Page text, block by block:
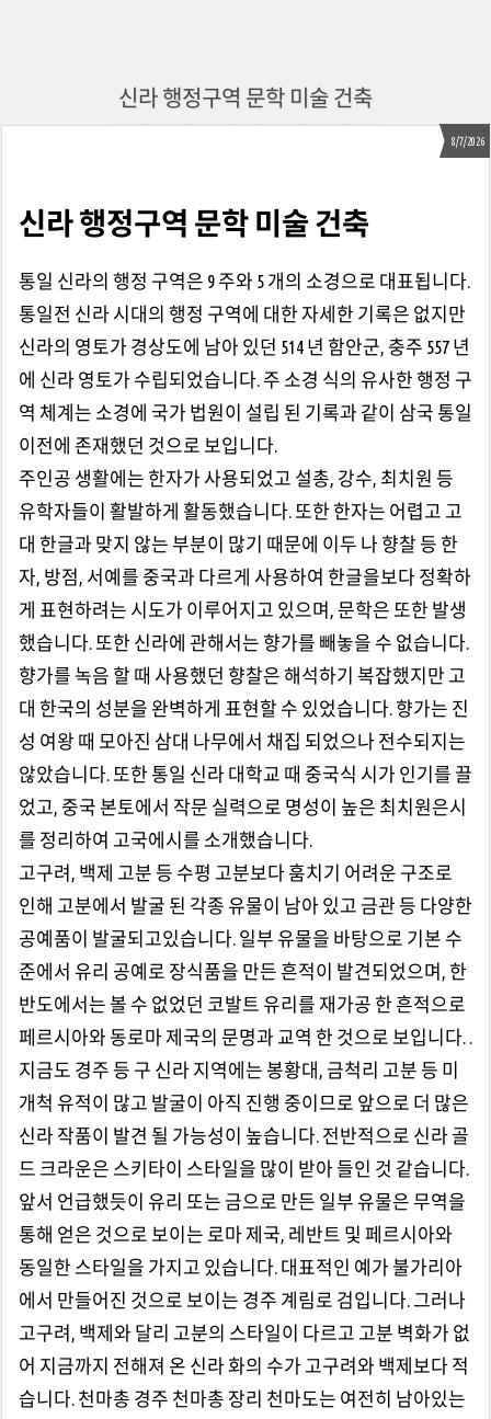
신라 행정구역 문학 미술 건축
8/7/2026
신라 행정구역 문학 미술 건축
통일 신라의 행정 구역은 9 주와 5 개의 소경으로 대표됩니다.
통일전 신라 시대의 행정 구역에 대한 자세한 기록은 없지만
신라의 영토가 경상도에 남아 있던 514 년 함안군, 충주 557 년
에 신라 영토가 수립되었습니다. 주 소경 식의 유사한 행정 구
역 체계는 소경에 국가 법원이 설립 된 기록과 같이 삼국 통일
이전에 존재했던 것으로 보입니다.
주인공 생활에는 한자가 사용되었고 설총, 강수, 최치원 등
유학자들이 활발하게 활동했습니다. 또한 한자는 어렵고 고
대 한글과 맞지 않는 부분이 많기 때문에 이두 나 향찰 등 한
자, 방점, 서예를 중국과 다르게 사용하여 한글을보다 정확하
게 표현하려는 시도가 이루어지고 있으며, 문학은 또한 발생
했습니다. 또한 신라에 관해서는 향가를 빼놓을 수 없습니다.
향가를 녹음 할 때 사용했던 향찰은 해석하기 복잡했지만 고
대 한국의 성분을 완벽하게 표현할 수 있었습니다. 향가는 진
성 여왕 때 모아진 삼대 나무에서 채집 되었으나 전수되지는
않았습니다. 또한 통일 신라 대학교 때 중국식 시가 인기를 끌
었고, 중국 본토에서 작문 실력으로 명성이 높은 최치원은시
를 정리하여 고국에시를 소개했습니다.
고구려, 백제 고분 등 수평 고분보다 훔치기 ​​어려운 구조로
인해 고분에서 발굴 된 각종 유물이 남아 있고 금관 등 다양한
공예품이 발굴되고있습니다. 일부 유물을 바탕으로 기본 수
준에서 유리 공예로 장식품을 만든 흔적이 발견되었으며, 한
반도에서는 볼 수 없었던 코발트 유리를 재가공 한 흔적으로
페르시아와 동로마 제국의 문명과 교역 한 것으로 보입니다. .
지금도 경주 등 구 신라 지역에는 봉황대, 금척리 고분 등 미
개척 유적이 많고 발굴이 아직 진행 중이므로 앞으로 더 많은
신라 작품이 발견 될 가능성이 높습니다. 전반적으로 신라 골
드 크라운은 스키타이 스타일을 많이 받아 들인 것 같습니다.
앞서 언급했듯이 유리 또는 금으로 만든 일부 유물은 무역을
통해 얻은 것으로 보이는 로마 제국, 레반트 및 페르시아와
동일한 스타일을 가지고 있습니다. 대표적인 예가 불가리아
에서 만들어진 것으로 보이는 경주 계림로 검입니다. 그러나
고구려, 백제와 달리 고분의 스타일이 다르고 고분 벽화가 없
어 지금까지 전해져 온 신라 화의 수가 고구려와 백제보다 적
습니다. 천마총 경주 천마총 장리 천마도는 여전히 남아있는